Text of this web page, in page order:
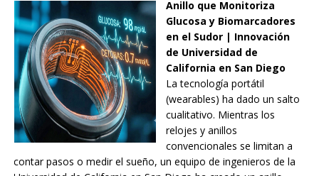
Anillo que Monitoriza
Glucosa y Biomarcadores
en el Sudor | Innovación
de Universidad de
California en San Diego
La tecnología portátil
(wearables) ha dado un salto
cualitativo. Mientras los
relojes y anillos
convencionales se limitan a
contar pasos o medir el sueño, un equipo de ingenieros de la